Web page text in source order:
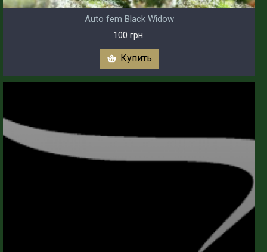
Auto fem Black Widow
100 грн.
Купить